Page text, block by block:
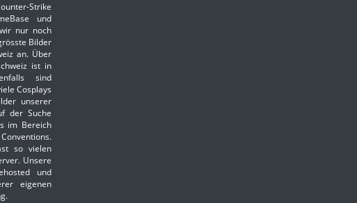
Strike
und
nur noch
Bilder
an. Über
ist in
sind
Cosplays
unserer
der Suche
im Bereich
so vielen
Unsere
und
eigenen